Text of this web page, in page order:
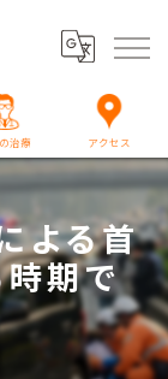
治療 アクセス
よる首
期で